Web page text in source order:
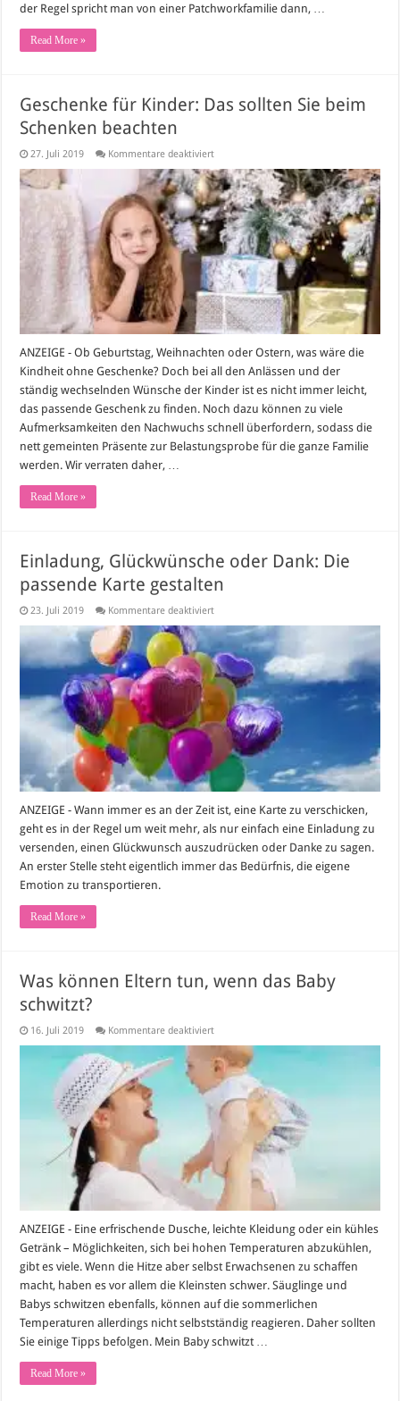
der Regel spricht man von einer Patchworkfamilie dann, …
Read More »
Geschenke für Kinder: Das sollten Sie beim
Schenken beachten
27. Juli 2019 Kommentare deaktiviertfür
für
Kinder:
Das
sollten
Sie
beim
Schenken
beachten
ANZEIGE - Ob Geburtstag, Weihnachten oder Ostern, was wäre die
Kindheit ohne Geschenke? Doch bei all den Anlässen und der
ständig wechselnden Wünsche der Kinder ist es nicht immer leicht,
das passende Geschenk zu finden. Noch dazu können zu viele
Aufmerksamkeiten den Nachwuchs schnell überfordern, sodass die
nett gemeinten Präsente zur Belastungsprobe für die ganze Familie
werden. Wir verraten daher, …
Read More »
Einladung, Glückwünsche oder Dank: Die
passende Karte gestalten
23. Juli 2019 Kommentare deaktiviertfür
Glückwünsche
oder
Dank:
Die
passende
Karte
gestalten
ANZEIGE - Wann immer es an der Zeit ist, eine Karte zu verschicken,
geht es in der Regel um weit mehr, als nur einfach eine Einladung zu
versenden, einen Glückwunsch auszudrücken oder Danke zu sagen.
An erster Stelle steht eigentlich immer das Bedürfnis, die eigene
Emotion zu transportieren.
Read More »
Was können Eltern tun, wenn das Baby
schwitzt?
16. Juli 2019 Kommentare deaktiviertfür
können
Eltern
tun,
wenn
das
Baby
schwitzt?
ANZEIGE - Eine erfrischende Dusche, leichte Kleidung oder ein kühles
Getränk – Möglichkeiten, sich bei hohen Temperaturen abzukühlen,
gibt es viele. Wenn die Hitze aber selbst Erwachsenen zu schaffen
macht, haben es vor allem die Kleinsten schwer. Säuglinge und
Babys schwitzen ebenfalls, können auf die sommerlichen
Temperaturen allerdings nicht selbstständig reagieren. Daher sollten
Sie einige Tipps befolgen. Mein Baby schwitzt …
Read More »